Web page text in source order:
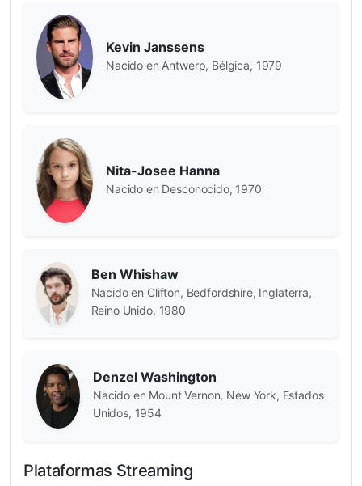
Kevin Janssens
Nacido en Antwerp, Bélgica, 1979
Nita-Josee Hanna
Nacido en Desconocido, 1970
Ben Whishaw
Nacido en Clifton, Bedfordshire, Inglaterra,
Reino Unido, 1980
Denzel Washington
Nacido en Mount Vernon, New York, Estados
Unidos, 1954
Plataformas Streaming